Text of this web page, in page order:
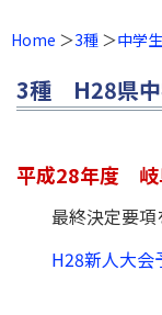
Home 3種 中学
3種 H28県
平成28年度 岐
最終決定要項
H28新人大